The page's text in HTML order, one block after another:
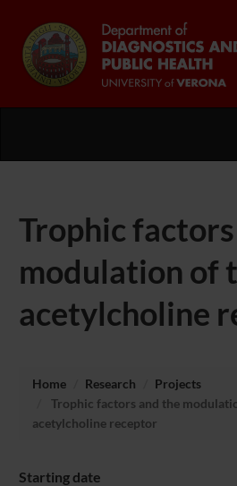
Trophic
modulation of
acetylcholine
Home Research
Projects
Trophic factors and the
acetylcholine receptor
Starting date